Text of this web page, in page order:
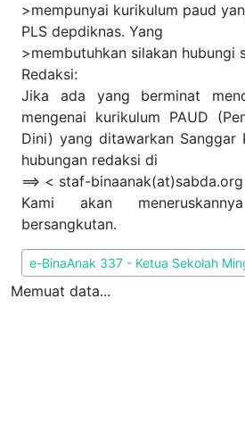
>mempunyai kurikulum paud
PLS depdiknas. Yang
>membutuhkan silakan hubungi
Redaksi:
Jika ada yang berminat
mengenai kurikulum PAUD
Dini) yang ditawarkan Sanggar
hubungan redaksi di
==> < staf-
Kami akan
bersangkutan.
Edisi PEPAK
e-BinaAnak 337 - Ketua Sekolah
Memuat data...